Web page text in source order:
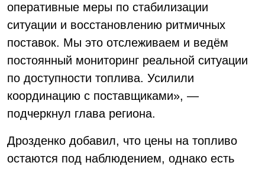
оперативные меры по стабилизации
ситуации и восстановлению ритмичных
поставок. Мы это отслеживаем и ведём
постоянный мониторинг реальной ситуации
по доступности топлива. Усилили
координацию с поставщиками», —
подчеркнул глава региона.
Дрозденко добавил, что цены на топливо
остаются под наблюдением, однако есть